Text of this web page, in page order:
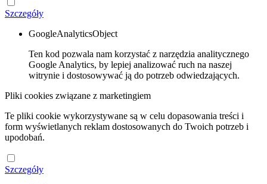
Szczegóły
GoogleAnalyticsObject
Ten kod pozwala nam korzystać z narzędzia analitycznego
Google Analytics, by lepiej analizować ruch na naszej
witrynie i dostosowywać ją do potrzeb odwiedzających.
Pliki cookies związane z marketingiem
Te pliki cookie wykorzystywane są w celu dopasowania treści i
form wyświetlanych reklam dostosowanych do Twoich potrzeb i
upodobań.
Szczegóły